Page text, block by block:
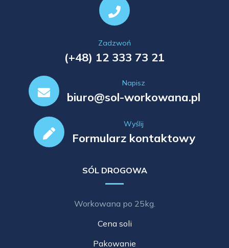
Zadzwoń
(+48) 12 333 73 21
Napisz
biuro@sol-workowana.pl
Wyślij
Formularz kontaktowy
SÓL DROGOWA
Workowana po 25kg.
Cena soli
Pakowanie